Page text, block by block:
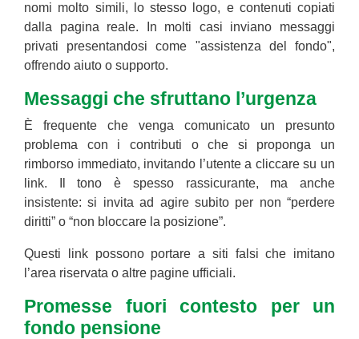
nomi molto simili, lo stesso logo, e contenuti copiati
dalla pagina reale. In molti casi inviano messaggi
privati presentandosi come "assistenza del fondo",
offrendo aiuto o supporto.
Messaggi che sfruttano l’urgenza
È frequente che venga comunicato un presunto
problema con i contributi o che si proponga un
rimborso immediato, invitando l’utente a cliccare su un
link. Il tono è spesso rassicurante, ma anche
insistente: si invita ad agire subito per non “perdere
diritti” o “non bloccare la posizione”.
Questi link possono portare a siti falsi che imitano
l’area riservata o altre pagine ufficiali.
Promesse fuori contesto per un
fondo pensione